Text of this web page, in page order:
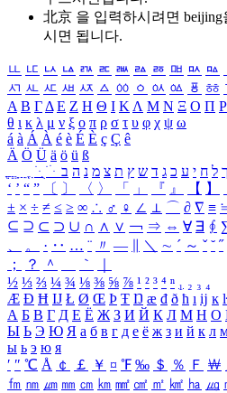
北京 을 입력하시려면 beijing
시면 됩니다.
ㅥ ㅦ ㅧ ㅨ ㅩ ㅪ ㅫ ㅬ ㅭ ㅮ ㅯ ㅰ
ㅺ ㅻ ㅼ ㅽ ㅾ ㅿ ㆀ ㆁ ㆂ ㆃ ㆄ ㆅ
Α Β ΓΔ Ε Ζ Η Θ Ι ΚΛ Μ Ν Ξ Ο Π Ρ
θ ι κ λ μ ν ξ ο π ρ σ τ υ φ χ ψ ω
á à Á À é è É È ç Ç ê
Ä Ö Ü ä ö ü ß
ִֶֹ ֻּ ׁׂ ך ל ח י ע כ ג ד ש ץ ת צ מ נ ה ב
‘ ’ “ ” 〔 〕 〈 〉 「 」 『 』 【 】
± × ÷ ≠ ≤ ≥ ∞ ∴ ♂ ♀ ∠ ⊥ ⌒ ∂ ∇ ≡
⊆ ⊇ ⊂ ⊃ ∪ ∩ ∧ ∨ ￢ ⇒ ⇔ ∀ ∃ ∮
、
。 · ‥ … ¨ 〃 ― ＼ ∼ ´ ～ ˇ ˘ ˝
；
？ ＾ ｀
½ ⅓ ⅔ ¼ ¾ ⅛ ⅜ ⅝ ⅞ ¹ ² ³ ⁴ ⁿ ₁ ₂ ₃ ₄
Æ Ð Ħ Ĳ Ł Ø Œ Þ Ŧ Ŋ æ đ ð ħ ı ĳ ĸ ŀ
А Б В Г Д Е Ё Ж З И Й К Л М Н О
Ы Ь Э Ю Я а б в г д е ё ж з и й к л
ы ь э ю я
′ ″ ℃ Å ￠ ￡ ￥ ¤ ℉ ‰ ＄ ％ Ｆ ￦
㎙ ㎚ ㎛ ㎜ ㎝ ㎞ ㎟ ㎠ ㎡ ㎢ ㏊ ㎍